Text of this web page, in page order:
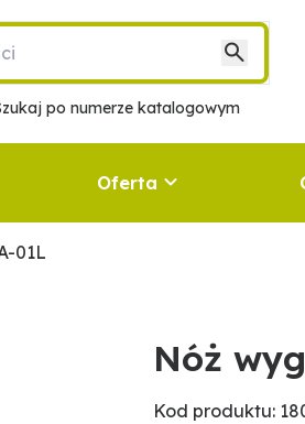
po numerze katalogowym
Oferta
01L
Nóż
Kod produktu: